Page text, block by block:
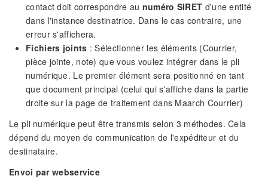
contact doit correspondre au numéro SIRET d'une entité
dans l'instance destinatrice. Dans le cas contraire, une
erreur s'affichera.
Fichiers joints : Sélectionner les éléments (Courrier,
pièce jointe, note) que vous voulez intégrer dans le pli
numérique. Le premier élément sera positionné en tant
que document principal (celui qui s'affiche dans la partie
droite sur la page de traitement dans Maarch Courrier)
Le pli numérique peut être transmis selon 3 méthodes. Cela
dépend du moyen de communication de l'expéditeur et du
destinataire.
Envoi par webservice